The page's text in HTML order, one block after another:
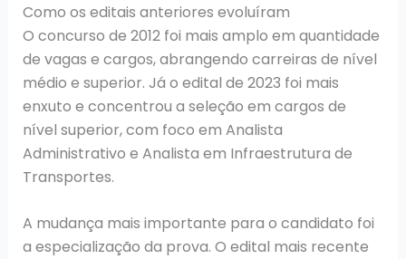
Como os editais anteriores evoluíram
O concurso de 2012 foi mais amplo em quantidade
de vagas e cargos, abrangendo carreiras de nível
médio e superior. Já o edital de 2023 foi mais
enxuto e concentrou a seleção em cargos de
nível superior, com foco em Analista
Administrativo e Analista em Infraestrutura de
Transportes.
A mudança mais importante para o candidato foi
a especialização da prova. O edital mais recente